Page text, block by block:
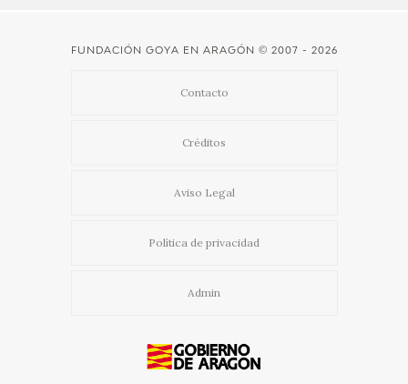
FUNDACIÓN GOYA EN ARAGÓN © 2007 - 2026
Contacto
Créditos
Aviso Legal
Política de privacidad
Admin